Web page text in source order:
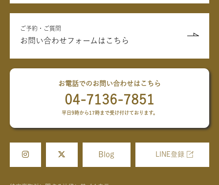
ご予約・ご質問
お問い合わせフォームはこちら
お電話でのお問い合わせはこちら
04-7136-7851
平日9時から17時まで受け付けております。
Blog LINE登録